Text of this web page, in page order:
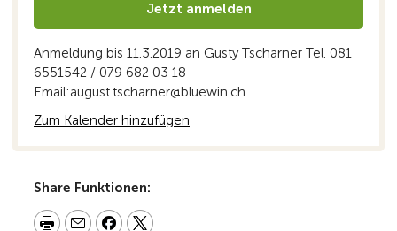
Jetzt anmelden
Anmeldung bis 11.3.2019 an Gusty Tscharner Tel. 081
6551542 / 079 682 03 18
Email:august.tscharner@bluewin.ch
Zum Kalender hinzufügen
Share Funktionen: